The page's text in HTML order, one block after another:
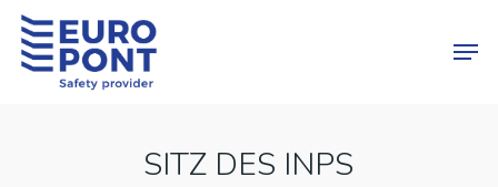
Skip
SITZ DES INPS